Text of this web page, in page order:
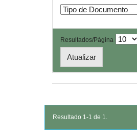
Resultados/Página
Resultado 1-1 de 1.